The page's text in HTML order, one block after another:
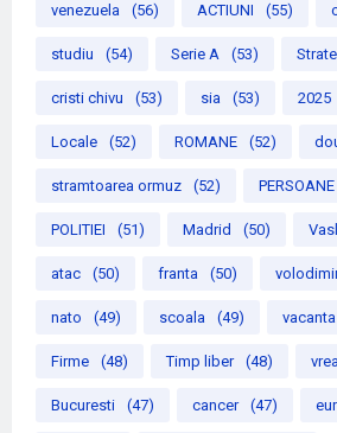
venezuela (56) ACTIUNI (55)
studiu (54) Serie A (53)
cristi chivu (53) sia (53) 2025
Locale (52) ROMANE (52)
stramtoarea ormuz (52) PERSOANE
POLITIEI (51) Madrid (50)
atac (50) franta (50)
nato (49) scoala (49) vacanta
Firme (48) Timp liber (48)
Bucuresti (47) cancer (47)